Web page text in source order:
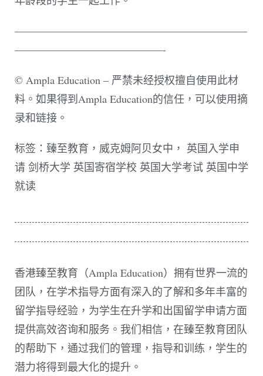
——————————————————————
——————————————-
© Ampla Education – 严禁未经授权擅自使用此材
料。如果得到Ampla Education的信任，可以使用摘
录和链接。
标签：臻至教育，威克姆阿贝女中， 英国入学申
请 剑桥大学 英国寄宿学校 英国大学考试 英国中学
就读
香港臻至教育（Ampla Education）拥有世界一流的
团队，在学术指导方面有深入的了解和多年丰富的
留学指导经验，为学生在升学和出国留学申请方面
提供高效咨询和服务。我们相信，在臻至教育团队
的帮助下，通过我们的管理，指导和训练，学生的
潜力将得到最大化的提升。